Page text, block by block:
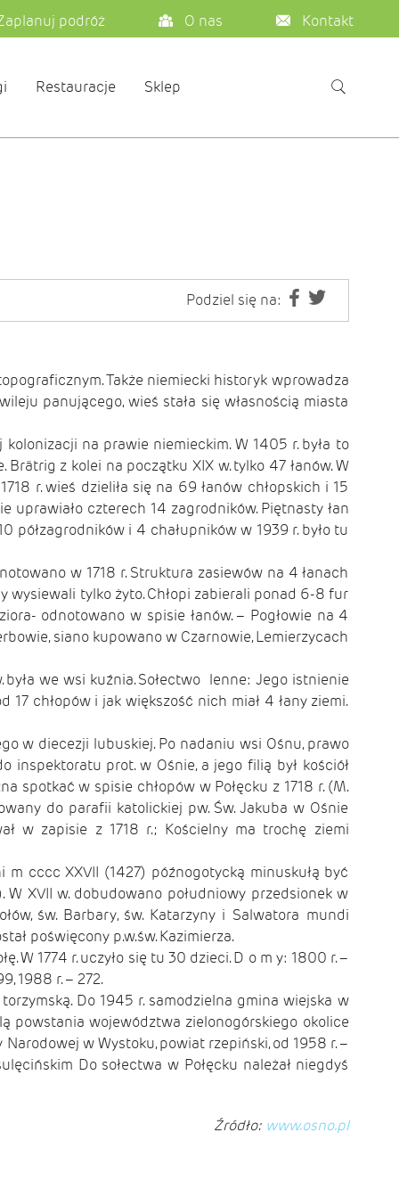
podróż O nas Kontakt
Restauracje Sklep
Podziel się na:
Także niemiecki historyk wprowadza
panującego, wieś stała się własnością miasta
na prawie niemieckim. W 1405 r. była to
z kolei na początku XIX w. tylko 47 łanów. W
r. wieś dzieliła się na 69 łanów chłopskich i 15
uprawiało czterech 14 zagrodników. Piętnasty łan
półzagrodników i 4 chałupników w 1939 r. było tu
w 1718 r. Struktura zasiewów na 4 łanach
wysiewali tylko żyto. Chłopi zabierali ponad 6-8 fur
odnotowano w spisie łanów. – Pogłowie na 4
siano kupowano w Czarnowie, Lemierzycach
we wsi kuźnia. Sołectwo lenne: Jego istnienie
17 chłopów i jak większość nich miał 4 łany ziemi.
w diecezji lubuskiej. Po nadaniu wsi Ośnu, prawo
inspektoratu prot. w Ośnie, a jego filią był kościół
spotkać w spisie chłopów w Połęcku z 1718 r. (M.
do parafii katolickiej pw. Św. Jakuba w Ośnie
w zapisie z 1718 r.; Kościelny ma trochę ziemi
cccc XXVII (1427) późnogotycką minuskułą być
XVII w. dobudowano południowy przedsionek w
św. Barbary, św. Katarzyny i Salwatora mundi
poświęcony p.w.św. Kazimierza.
W 1774 r. uczyło się tu 30 dzieci. D o m y: 1800 r. –
1988 r. – 272.
Do 1945 r. samodzielna gmina wiejska w
powstania województwa zielonogórskiego okolice
w Wystoku, powiat rzepiński, od 1958 r. –
Do sołectwa w Połęcku należał niegdyś
Źródło: www.osno.pl